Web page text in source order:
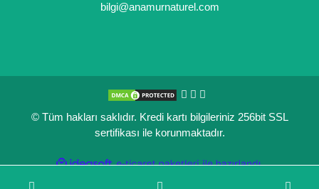
bilgi@anamurnaturel.com
© Tüm hakları saklıdır. Kredi kartı bilgileriniz 256bit SSL
sertifikası ile korunmaktadır.
ideasoft
e-
ile